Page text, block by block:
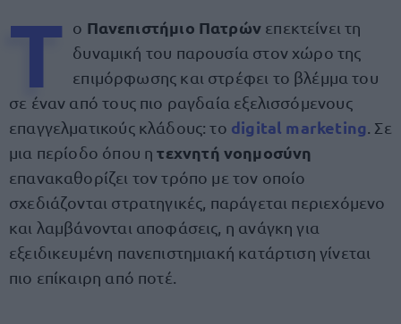
Τ ο Πανεπιστήμιο Πατρώνεπεκτείνει τη
δυναμική του παρουσία στον χώρο της
επιμόρφωσης και στρέφει το βλέμμα του
σε έναν από τους πιο ραγδαία εξελισσόμενους
επαγγελματικούς κλάδους: το digital marketing . Σε
μια περίοδο όπου ητεχνητή νοημοσύνη
επανακαθορίζει τον τρόπο με τον οποίο
σχεδιάζονται στρατηγικές, παράγεται περιεχόμενο
και λαμβάνονται αποφάσεις, η ανάγκη για
εξειδικευμένη πανεπιστημιακή κατάρτιση γίνεται
πιο επίκαιρη από ποτέ.